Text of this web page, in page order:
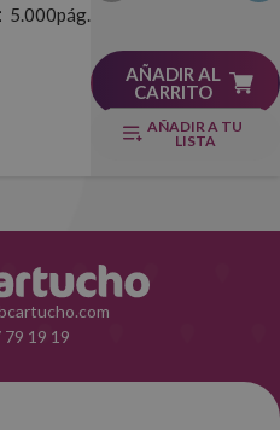
5.000pág.
AÑADIR AL
CARRITO
AÑADIR A TU
LISTA
79 19 19